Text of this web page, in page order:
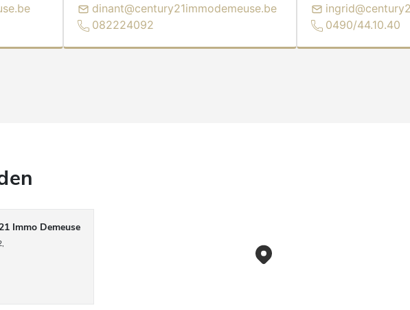
dinant@century21immodemeuse.be
082224092
0490/44.10.40
Immo Demeuse
,